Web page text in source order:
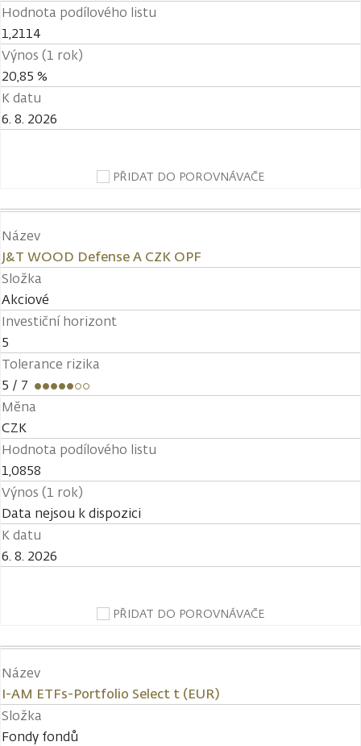
Hodnota podílového listu
1,2114
Výnos (1 rok)
20,85 %
K datu
6. 8. 2026
PŘIDAT DO POROVNÁVAČE
Název
J&T WOOD Defense A CZK OPF
Složka
Akciové
Investiční horizont
5
Tolerance rizika
5 / 7
Měna
CZK
Hodnota podílového listu
1,0858
Výnos (1 rok)
Data nejsou k dispozici
K datu
6. 8. 2026
PŘIDAT DO POROVNÁVAČE
Název
I-AM ETFs-Portfolio Select t (EUR)
Složka
Fondy fondů